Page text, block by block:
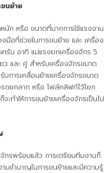
นย้าย
นัก หรือ ขนาดที่มากการใช้แรงงาน
มือที่ช่วยในการขนย้าย และ เครื่อง
รัน อาทิ แม่แรงยกเครื่องจักร 5
และ คู่ สำหรับเครื่องจักรขนาด
บการเคลื่อนย้ายเครื่องจักรขนาด
ยกลาก หรือ โฟล์คลิฟท์ไว้โยก
ะทำให้การขนย้ายเครื่องจักรเป็นไป
กรพร้อมแล้ว การเตรียมทีมงานก็
มชำนาญในการขนย้ายและมีความรู้